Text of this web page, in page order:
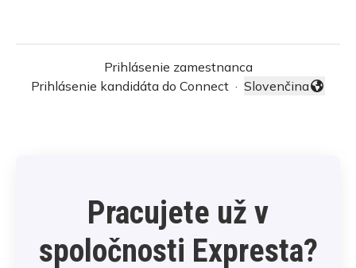
Prihlásenie zamestnanca
Prihlásenie kandidáta do Connect ·
Zmeniť jazyk
Slovenčina
Pracujete už v
spoločnosti Expresta?